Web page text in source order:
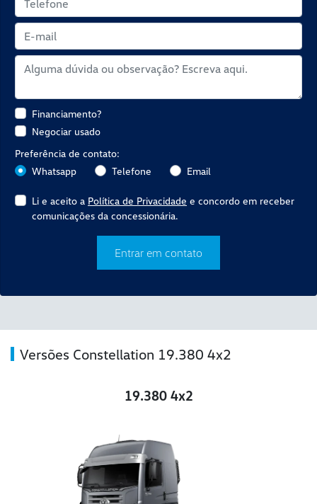
Financiamento?
Negociar usado
Preferência de contato:
Whatsapp
Telefone Email
Li e aceito a Política de Privacidade e concordo em receber
comunicações da concessionária.
Entrar em contato
Versões Constellation 19.380 4x2
19.380 4x2